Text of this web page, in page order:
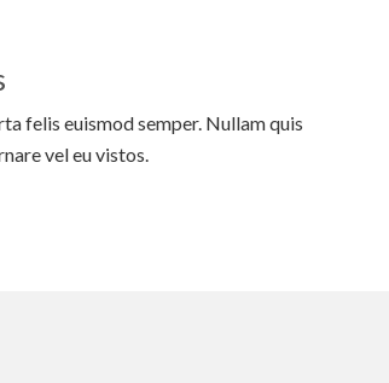
felis euismod semper. Nullam quis
vel eu vistos.